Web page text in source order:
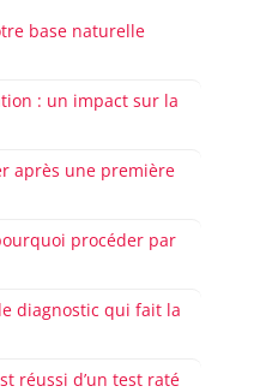
base naturelle
: un impact sur la
après une première
procéder par
diagnostic qui fait la
réussi d’un test raté